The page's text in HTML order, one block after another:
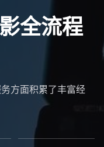
全流程
方面积累了丰富经